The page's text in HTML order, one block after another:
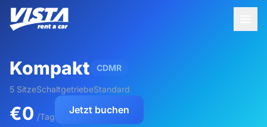
Kompakt CDMR
5 SitzeSchaltgetriebeStandard
€0 /Tag
Jetzt buchen